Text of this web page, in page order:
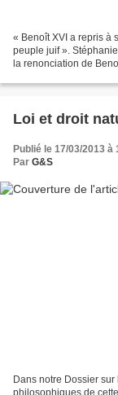
« Benoît XVI a repris à
peuple juif ».
la renonciation de
Loi et droit
Publié le 17/03/2013 à
Par G&S
Dans notre Dossier
philosophiques de